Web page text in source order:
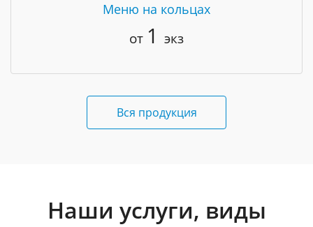
Меню на кольцах
от 1 экз
Вся продукция
Наши услуги, виды